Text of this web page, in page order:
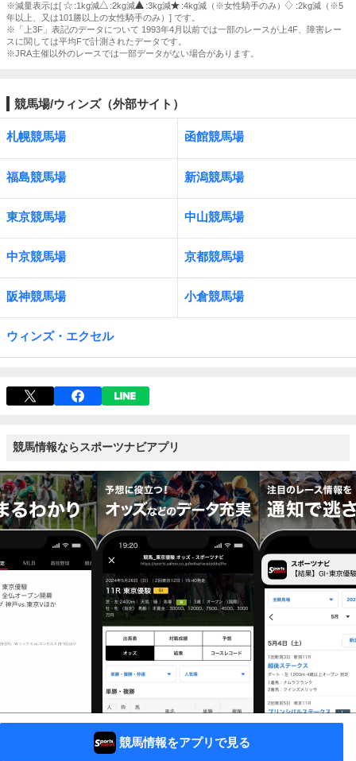
※減量表示は[
:1kg減 :2kg減 :3kg減 :4kg減（※女性騎手のみ）
:2kg減（※5
年以上、又は101勝以上の女性騎手のみ）] です。
※「上3F」表記のデータについて 1993年4月以前では一部のレースが上4F、障害レー
スに関しては平均Fで計測されたデータです。
※JRA主催以外のレースでは一部データがない場合があります。
競馬場/ウィンズ（外部サイト）
札幌競馬場 函館競馬場
福島競馬場 新潟競馬場
東京競馬場 中山競馬場
中京競馬場 京都競馬場
阪神競馬場 小倉競馬場
ウィンズ・エクセル
競馬情報ならスポーツナビアプリ
競馬情報をアプリで見る